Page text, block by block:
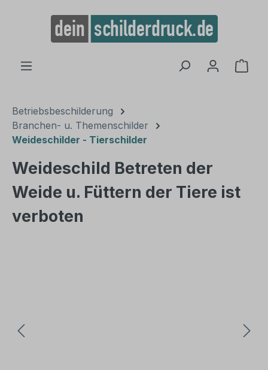
springen
Betriebsbeschilderung
Branchen- u. Themenschilder
Weideschilder - Tierschilder
Weideschild Betreten der
Weide u. Füttern der Tiere ist
verboten